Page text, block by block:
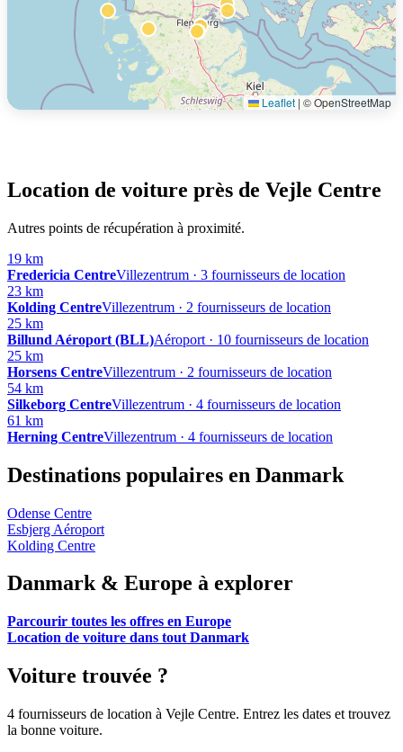
Leaflet | © OpenStreetMap
Location de voiture près de Vejle Centre
Autres points de récupération à proximité.
19 km
Fredericia CentreVillezentrum · 3 fournisseurs de location
23 km
Kolding CentreVillezentrum · 2 fournisseurs de location
25 km
Billund Aéroport (BLL)Aéroport · 10 fournisseurs de location
25 km
Horsens CentreVillezentrum · 2 fournisseurs de location
54 km
Silkeborg CentreVillezentrum · 4 fournisseurs de location
61 km
Herning CentreVillezentrum · 4 fournisseurs de location
Destinations populaires en Danmark
Odense Centre
Esbjerg Aéroport
Kolding Centre
Danmark & Europe à explorer
Parcourir toutes les offres en Europe
Location de voiture dans tout Danmark
Voiture trouvée ?
4 fournisseurs de location à Vejle Centre. Entrez les dates et trouvez
la bonne voiture.